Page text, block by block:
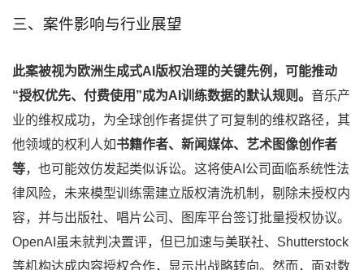
三、案件影响与行业展望
此案被视为欧洲生成式AI版权治理的关键先例，可能推动
“授权优先、付费使用”成为AI训练数据的默认规则。 音乐产
业的维权成功，为全球创作者提供了可复制的维权路径，其
他领域的权利人如书籍作者、新闻媒体、艺术图像创作者
等，也可能效仿发起类似诉讼。这将使AI公司面临系统性法
律风险，未来模型训练需建立版权清洗机制，剔除未授权内
容，并与出版社、唱片公司、图库平台签订批量授权协议。
OpenAI虽未就判决置评，但已加速与美联社、Shutterstock
等机构达成内容授权合作，显示出战略转向。然而，面对数